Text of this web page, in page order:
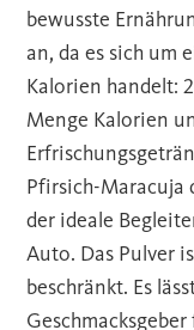
bewusste
an, da es sich um
Kalorien handelt:
Menge Kalorien
Pfirsich-Maracuja
der ideale
Auto. Das Pulver
beschränkt. Es